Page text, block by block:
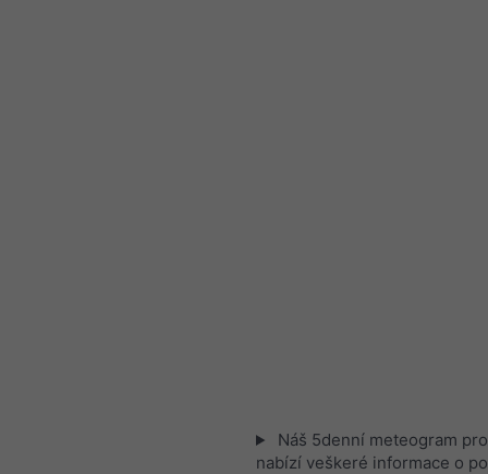
Náš 5denní meteogram
nabízí veškeré informace o